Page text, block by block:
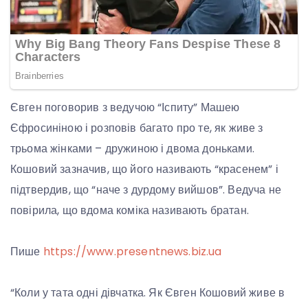
Євген поговорив з ведучою “Іспиту” Машею
Єфросиніною і розповів багато про те, як живе з
трьома жінками – дружиною і двома доньками.
Кошовий зазначив, що його називають “красенем” і
підтвердив, що “наче з дурдому вийшов”. Ведуча не
повірила, що вдома коміка називають братан.
Пише https://www.presentnews.biz.ua
“Коли у тата одні дівчатка. Як Євген Кошовий живе в